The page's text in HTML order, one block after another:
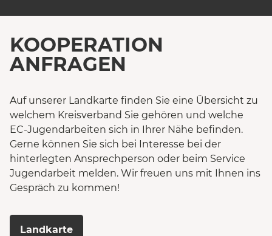
KOOPERATION
ANFRAGEN
Auf unserer Landkarte finden Sie eine Übersicht zu
welchem Kreisverband Sie gehören und welche
EC-Jugendarbeiten sich in Ihrer Nähe befinden.
Gerne können Sie sich bei Interesse bei der
hinterlegten Ansprechperson oder beim Service
Jugendarbeit melden. Wir freuen uns mit Ihnen ins
Gespräch zu kommen!
Landkarte